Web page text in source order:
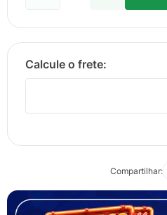
Compartilhar